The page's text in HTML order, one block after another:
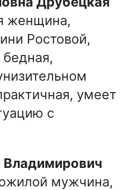
женщина,
Ростовой,
умеет
с
мужчина,